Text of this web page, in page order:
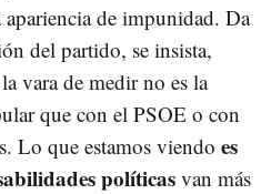
de impunidad. Da
del partido, se insista,
vara de medir no es la
que con el PSOE o con
Lo que estamos viendo es
políticasvan más